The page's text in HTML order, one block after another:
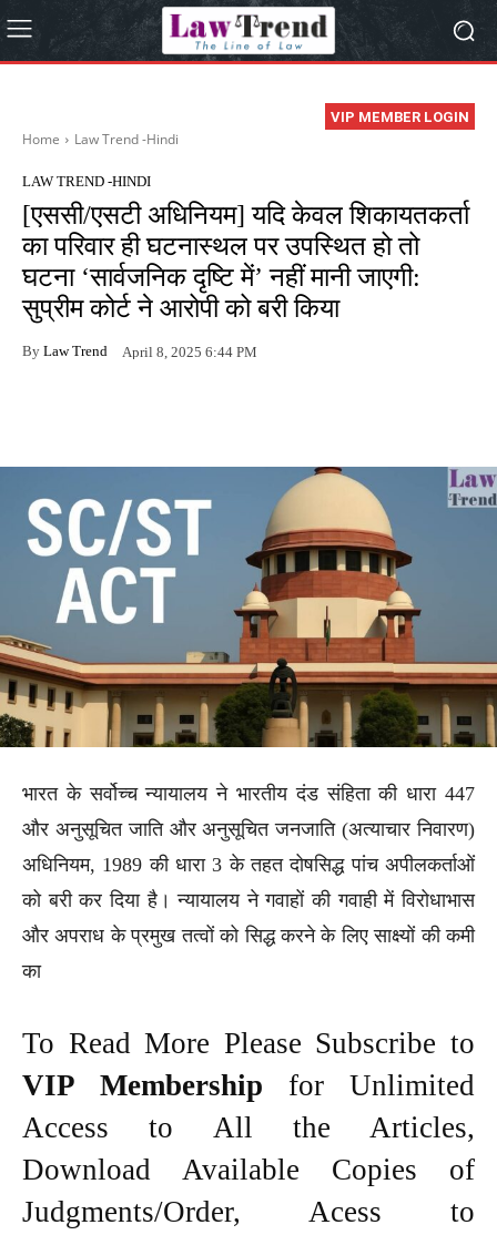
VIP MEMBER LOGIN
Home Law Trend -Hindi
LAW TREND -HINDI
[एससी/एसटी अधिनियम] यदि केवल शिकायतकर्ता
का परिवार ही घटनास्थल पर उपस्थित हो तो
घटना ‘सार्वजनिक दृष्टि में’ नहीं मानी जाएगी:
सुप्रीम कोर्ट ने आरोपी को बरी किया
By Law Trend April 8, 2025 6:44 PM
भारत के सर्वोच्च न्यायालय ने भारतीय दंड संहिता की धारा 447
और अनुसूचित जाति और अनुसूचित जनजाति (अत्याचार निवारण)
अधिनियम, 1989 की धारा 3 के तहत दोषसिद्ध पांच अपीलकर्ताओं
को बरी कर दिया है। न्यायालय ने गवाहों की गवाही में विरोधाभास
और अपराध के प्रमुख तत्वों को सिद्ध करने के लिए साक्ष्यों की कमी
का
To Read More Please Subscribe to
VIP Membership for Unlimited
Access to All the Articles,
Download Available Copies of
Judgments/Order, Acess to